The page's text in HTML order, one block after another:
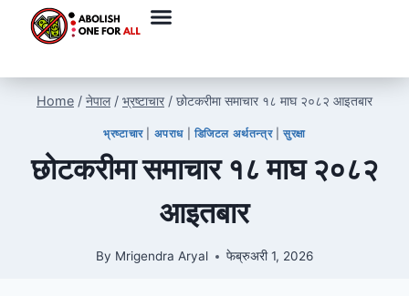
Home / नेपाल / भ्रष्टाचार / छोटकरीमा समाचार १८ माघ २०८२ आइतबार
भ्रष्टाचार| अपराध| डिजिटल अर्थतन्त्र|सुरक्षा
छोटकरीमा समाचार १८ माघ २०८२
आइतबार
By Mrigendra Aryal फेब्रुअरी 1, 2026